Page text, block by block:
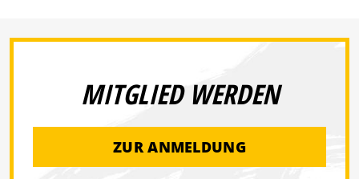
MITGLIED WERDEN
ZUR ANMELDUNG